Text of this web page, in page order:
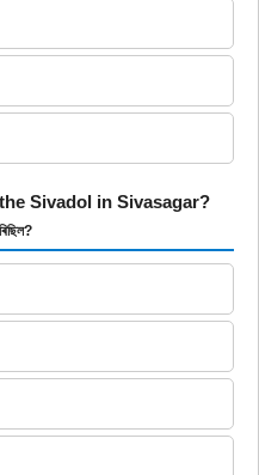
Sivadol in Sivasagar?